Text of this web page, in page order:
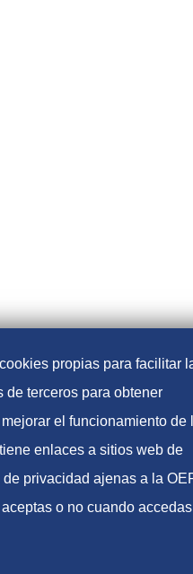
propias para facilitar
de terceros para obtener
el funcionamiento de
enlaces a sitios web de
privacidad ajenas a la
o no cuando